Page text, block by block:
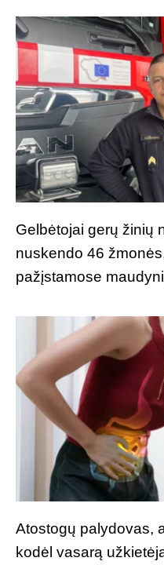
Gelbėtojai gerų žinių
nuskendo 46
pažįstamose
Atostogų palydovas,
kodėl vasarą